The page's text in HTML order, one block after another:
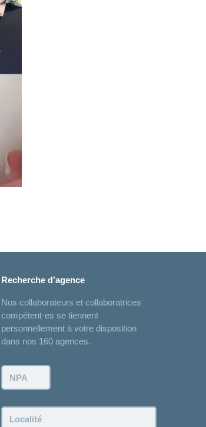
Recherche d’agence
Nos collaborateurs et collaboratrices
compétent·es se tiennent
personnellement à votre disposition
dans nos 160 agences.
NPA:
Localité: